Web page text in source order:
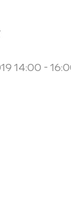
14:00 -